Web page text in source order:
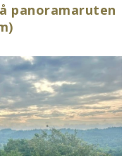
panoramaruten